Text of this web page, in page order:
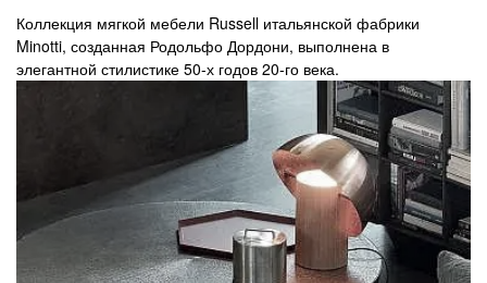
Коллекция мягкой мебели Russell итальянской фабрики
Minotti, созданная Родольфо Дордони, выполнена в
элегантной стилистике 50-х годов 20-го века.